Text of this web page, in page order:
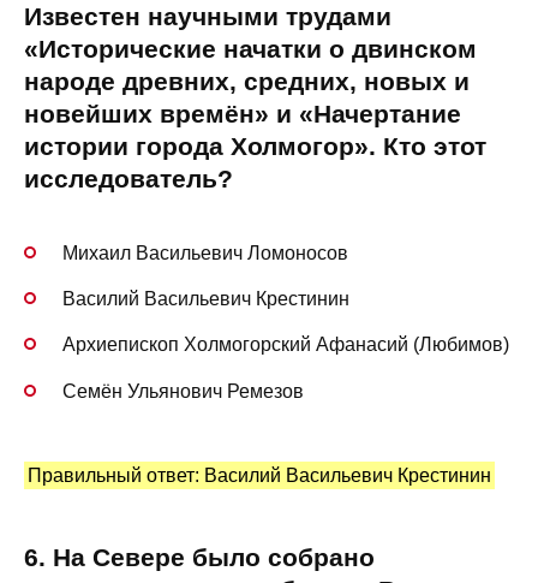
Известен научными трудами
«Исторические начатки о двинском
народе древних, средних, новых и
новейших времён» и «Начертание
истории города Холмогор». Кто этот
исследователь?
Михаил Васильевич Ломоносов
Василий Васильевич Крестинин
Архиепископ Холмогорский Афанасий (Любимов)
Семён Ульянович Ремезов
Правильный ответ: Василий Васильевич Крестинин
6. На Севере было собрано